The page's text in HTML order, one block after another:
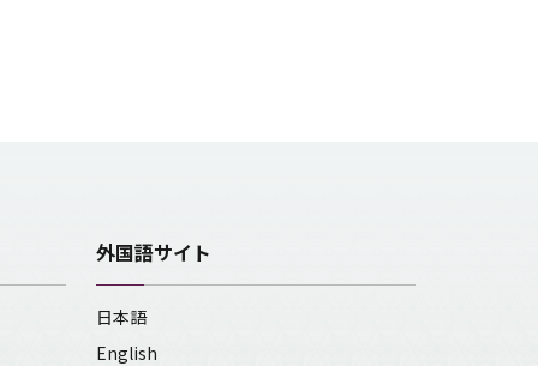
外国語サイト
日本語
English